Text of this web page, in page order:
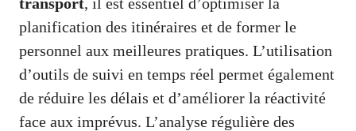
planification des itinéraires et de former le
personnel aux meilleures pratiques. L’utilisation
d’outils de suivi en temps réel permet également
de réduire les délais et d’améliorer la réactivité
face aux imprévus. L’analyse régulière des